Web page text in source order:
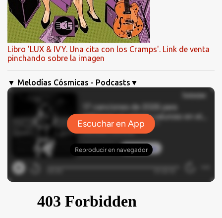
Libro 'LUX & IVY. Una cita con los Cramps'. Link de venta
pinchando sobre la imagen
▼ Melodías Cósmicas - Podcasts▼